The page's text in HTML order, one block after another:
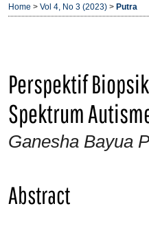
Home > Vol 4, No 3 (2023) > Putra
Perspektif
Spektrum
Ganesha Bayua
Abstract